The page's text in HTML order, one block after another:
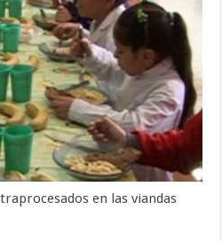
en las viandas